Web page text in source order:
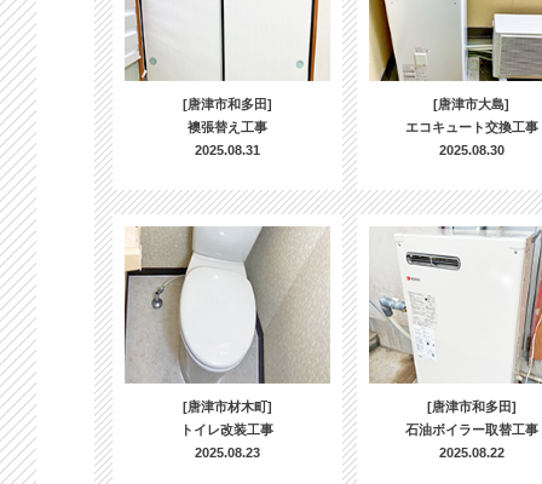
[唐津市和多田]
襖張替え工事
2025.08.31
[唐津市大島]
エコキュート交換工事
2025.08.30
[唐津市材木町]
トイレ改装工事
2025.08.23
[唐津市和多田]
石油ボイラー取替工事
2025.08.22